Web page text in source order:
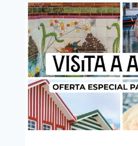
COMPLETO
E
PREÇOS
2026